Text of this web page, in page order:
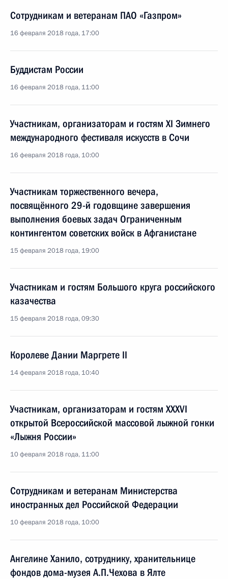
Сотрудникам и ветеранам ПАО «Газпром»
16 февраля 2018 года, 17:00
Буддистам России
16 февраля 2018 года, 11:00
Участникам, организаторам и гостям XI Зимнего
международного фестиваля искусств в Сочи
16 февраля 2018 года, 10:00
Участникам торжественного вечера,
посвящённого 29-й годовщине завершения
выполнения боевых задач Ограниченным
контингентом советских войск в Афганистане
15 февраля 2018 года, 19:00
Участникам и гостям Большого круга российского
казачества
15 февраля 2018 года, 09:30
Королеве Дании Маргрете II
14 февраля 2018 года, 10:40
Участникам, организаторам и гостям XXXVI
открытой Всероссийской массовой лыжной гонки
«Лыжня России»
10 февраля 2018 года, 11:00
Сотрудникам и ветеранам Министерства
иностранных дел Российской Федерации
10 февраля 2018 года, 10:00
Ангелине Ханило, сотруднику, хранительнице
фондов дома-музея А.П.Чехова в Ялте